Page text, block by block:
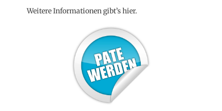
Weitere Informationen gibt’s hier.